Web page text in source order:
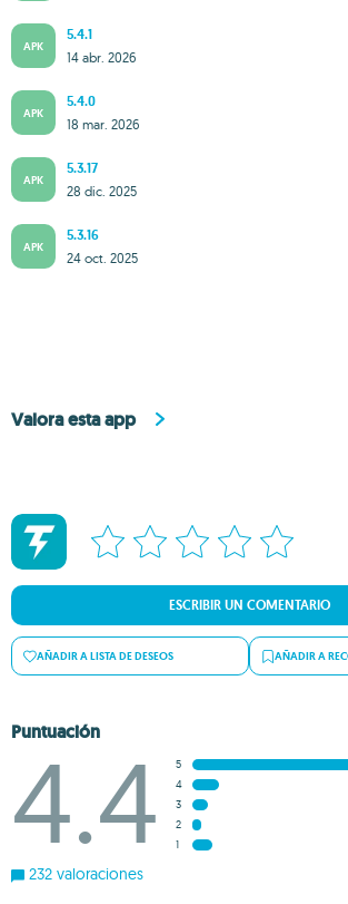
APK
5.4.1
14 abr. 2026
APK
5.4.0
18 mar. 2026
APK
5.3.17
28 dic. 2025
APK
5.3.16
24 oct. 2025
Valora esta app
ESCRIBIR UN COMENTARIO
AÑADIR A LISTA DE DESEOS AÑADIR A
Puntuación
4.4
5
4
3
2
1
232 valoraciones